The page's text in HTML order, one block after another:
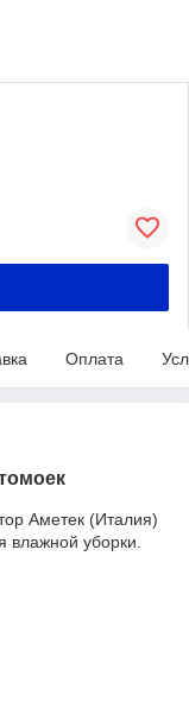
Оплата
Аметек (Италия)
влажной уборки.